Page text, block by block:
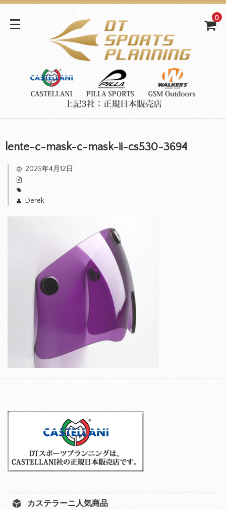
0
lente-c-mask-c-mask-ii-cs530-3694
2025年4月12日
Derek
カステラーニ人気商品